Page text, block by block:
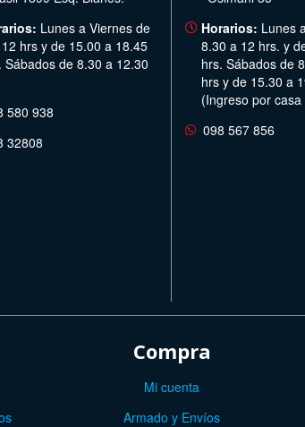
Lunes a Viernes de
hrs y de 15.00 a 18.45
Sábados de 8.30 a 12.30
580 938
32808
Horarios: Lunes
8.30 a 12 hrs. y
hrs. Sábados de
hrs y de 15.30 a
(Ingreso por casa
098 567 856
Compra
Mi cuenta
Armado y Envíos